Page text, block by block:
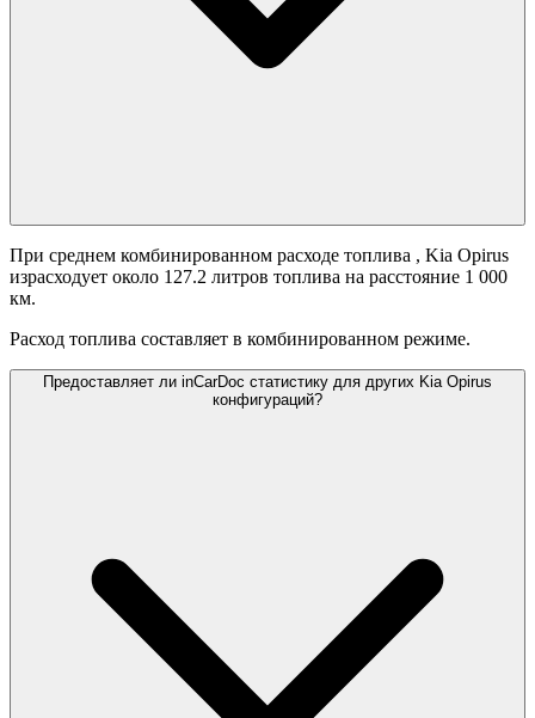
При среднем комбинированном расходе топлива , Kia Opirus
израсходует около 127.2 литров топлива на расстояние 1 000
км.
Расход топлива составляет в комбинированном режиме.
Предоставляет ли inCarDoc статистику для других Kia Opirus
конфигураций?